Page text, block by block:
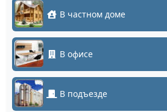
В частном доме
В офисе
В подъезде